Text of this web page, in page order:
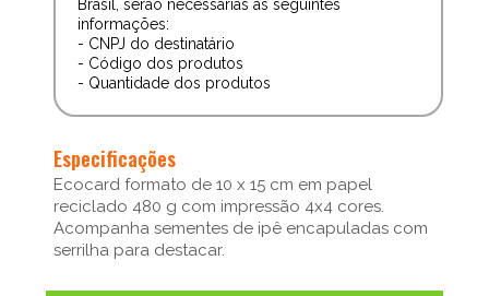
Brasil, serão necessárias as seguintes
informações:
- CNPJ do destinatário
- Código dos produtos
- Quantidade dos produtos
Especificações
Ecocard formato de 10 x 15 cm em papel
reciclado 480 g com impressão 4x4 cores.
Acompanha sementes de ipê encapuladas com
serrilha para destacar.